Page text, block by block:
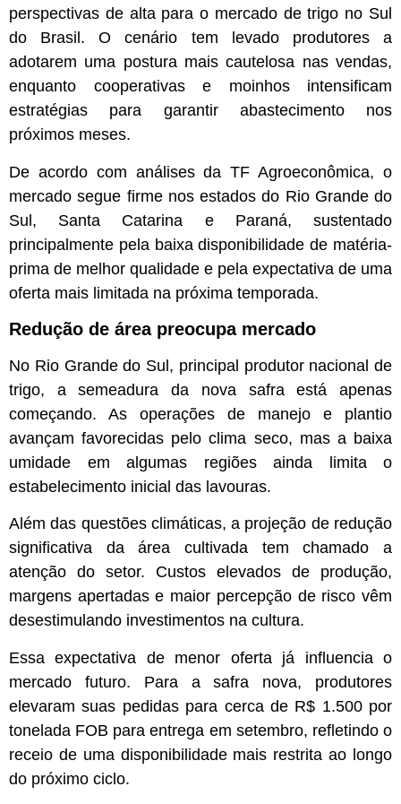
perspectivas de alta para o mercado de trigo no Sul
do Brasil. O cenário tem levado produtores a
adotarem uma postura mais cautelosa nas vendas,
enquanto cooperativas e moinhos intensificam
estratégias para garantir abastecimento nos
próximos meses.
De acordo com análises da TF Agroeconômica, o
mercado segue firme nos estados do Rio Grande do
Sul, Santa Catarina e Paraná, sustentado
principalmente pela baixa disponibilidade de matéria-
prima de melhor qualidade e pela expectativa de uma
oferta mais limitada na próxima temporada.
Redução de área preocupa mercado
No Rio Grande do Sul, principal produtor nacional de
trigo, a semeadura da nova safra está apenas
começando. As operações de manejo e plantio
avançam favorecidas pelo clima seco, mas a baixa
umidade em algumas regiões ainda limita o
estabelecimento inicial das lavouras.
Além das questões climáticas, a projeção de redução
significativa da área cultivada tem chamado a
atenção do setor. Custos elevados de produção,
margens apertadas e maior percepção de risco vêm
desestimulando investimentos na cultura.
Essa expectativa de menor oferta já influencia o
mercado futuro. Para a safra nova, produtores
elevaram suas pedidas para cerca de R$ 1.500 por
tonelada FOB para entrega em setembro, refletindo o
receio de uma disponibilidade mais restrita ao longo
do próximo ciclo.